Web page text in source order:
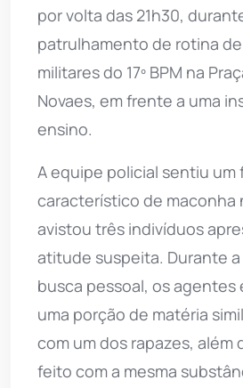
por volta das 21h30,
patrulhamento de rotina
militares do 17º BPM na
Novaes, em frente a uma
ensino.
A equipe policial sentiu um
característico de maconha
avistou três indivíduos
atitude suspeita. Durante
busca pessoal, os agentes
uma porção de matéria
com um dos rapazes, além
feito com a mesma